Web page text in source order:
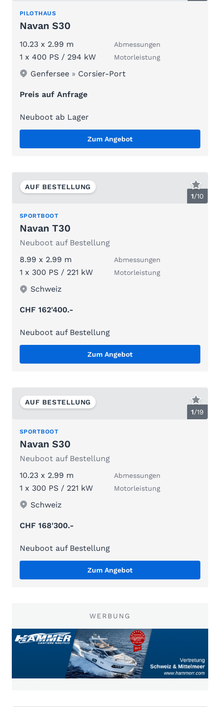
PILOTHAUS
Navan S30
10.23 x 2.99 m Abmessungen
1 x 400 PS / 294 kW Motorleistung
Genfersee » Corsier-Port
Preis auf Anfrage
Neuboot ab Lager
Zum Angebot
1/10
AUF BESTELLUNG
SPORTBOOT
Navan T30
Neuboot auf Bestellung
8.99 x 2.99 m
Abmessungen
1 x 300 PS / 221 kW Motorleistung
Schweiz
CHF 162'400.-
Neuboot auf Bestellung
Zum Angebot
1/19
AUF BESTELLUNG
SPORTBOOT
Navan S30
Neuboot auf Bestellung
10.23 x 2.99 m
Abmessungen
1 x 300 PS / 221 kW Motorleistung
Schweiz
CHF 168'300.-
Neuboot auf Bestellung
Zum Angebot
WERBUNG